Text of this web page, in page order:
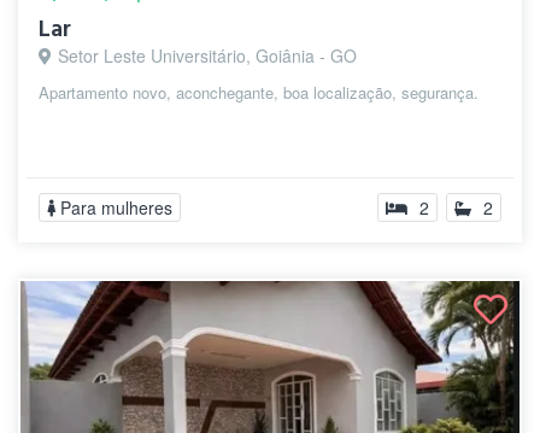
Lar
Setor Leste Universitário, Goiânia - GO
Apartamento novo, aconchegante, boa localização, segurança.
Para mulheres 2 2